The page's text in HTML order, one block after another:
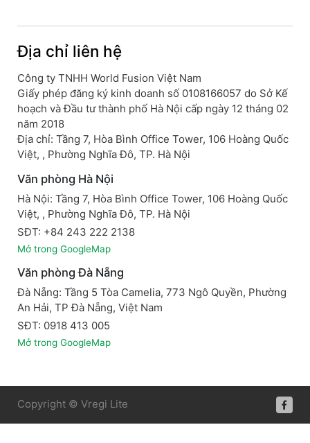
Địa chỉ liên hệ
Công ty TNHH World Fusion Việt Nam
Giấy phép đăng ký kinh doanh số 0108166057 do Sở Kế
hoạch và Đầu tư thành phố Hà Nội cấp ngày 12 tháng 02
năm 2018
Địa chỉ: Tầng 7, Hòa Bình Office Tower, 106 Hoàng Quốc
Việt, , Phường Nghĩa Đô, TP. Hà Nội
Văn phòng Hà Nội
Hà Nội: Tầng 7, Hòa Bình Office Tower, 106 Hoàng Quốc
Việt, , Phường Nghĩa Đô, TP. Hà Nội
SĐT: +84 243 222 2138
Mở trong GoogleMap
Văn phòng Đà Nẵng
Đà Nẵng: Tầng 5 Tòa Camelia, 773 Ngô Quyền, Phường
An Hải, TP Đà Nẵng, Việt Nam
SĐT: 0918 413 005
Mở trong GoogleMap
Copyright © Vregi Lite